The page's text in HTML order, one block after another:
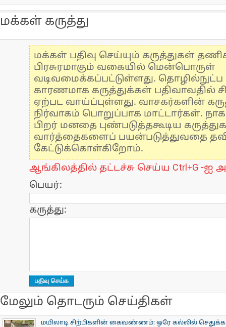
மக்கள் கருத்து
மக்கள் பதிவு செய்யும் கருத்துகள்
பிரசுரமாகும் வகையில் மென்பொருள்
வடிவமைக்கப்பட்டுள்ளது.
காரணமாக கருத்துக்கள் பதிவாவதில்
ஏற்பட வாய்ப்புள்ளது. வாசகர்களின்
நிர்வாகம் பொறுப்பாக மாட்டார்கள்.
பிறர் மனதை புண்படுத்தகூடிய
வார்த்தைகளைப் பயன்படுத்துவதை
கேட்டுக்கொள்கிறோம்.
ஆங்கிலத்தில் தட்டச்சு செய்ய Ctrl+G -ஐ
பெயர்:
கருத்து:
மேலும் தொடரும் செய்திகள்
மயிலாடி சிற்பிகளின் கைவண்ணம்: ஒரே கல்லில்